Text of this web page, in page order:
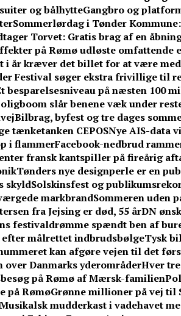
og bålhytteGangbro og
Sommerlørdag i Tønder
Torvet: Gratis brag af en
på Rømø udløste omfattende
i år kræver det billet for at være
Festival søger ekstra frivillige til
besparelsesniveau på næsten 100
slår benene væk under
Bilbrag, byfest og tre dages
tænketanken CEPOSNye AIS-data
i flammerFacebook-nedbrud
fransk kantspiller på fireårig
Tønders nye designperle er en
skyldSolskinsfest og
markbrandSommeren uden
fra Jejsing er død, 55 årDN
festivaldrømme spændt ben af
efter målrettet indbrudsbølgeTysk
kan afgøre vejen til det
Danmarks yderområderHver
på Rømø af Mærsk-familien
på RømøGrønne millioner på vej til
Musikalsk mudderkast i vadehavet